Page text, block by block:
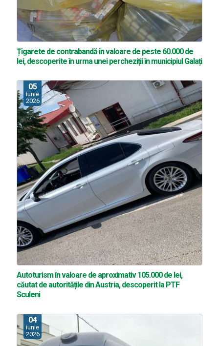
Țigarete de contrabandă în valoare de peste 60.000 de
lei, descoperite în urma unei percheziții în municipiul Galați
05
iunie
2026
Autoturism în valoare de aproximativ 105.000 de lei,
căutat de autoritățile din Austria, descoperit la PTF
Sculeni
04
iunie
2026